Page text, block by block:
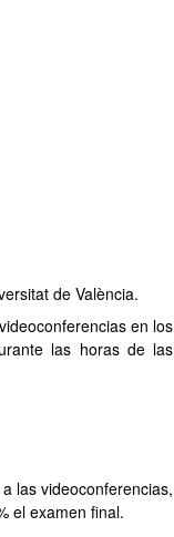
de València.
en los
las horas de las
las videoconferencias,
el examen final.